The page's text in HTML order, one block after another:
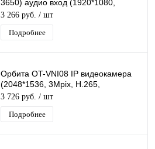
3650) аудио вход (1920*1080,
2Mpix, H.264, 3,6мм)/50
3 266 руб. / шт
Подробнее
Орбита OT-VNI08 IP видеокамера
(2048*1536, 3Mpix, H.265,
3,6мм)/50
3 726 руб. / шт
Подробнее